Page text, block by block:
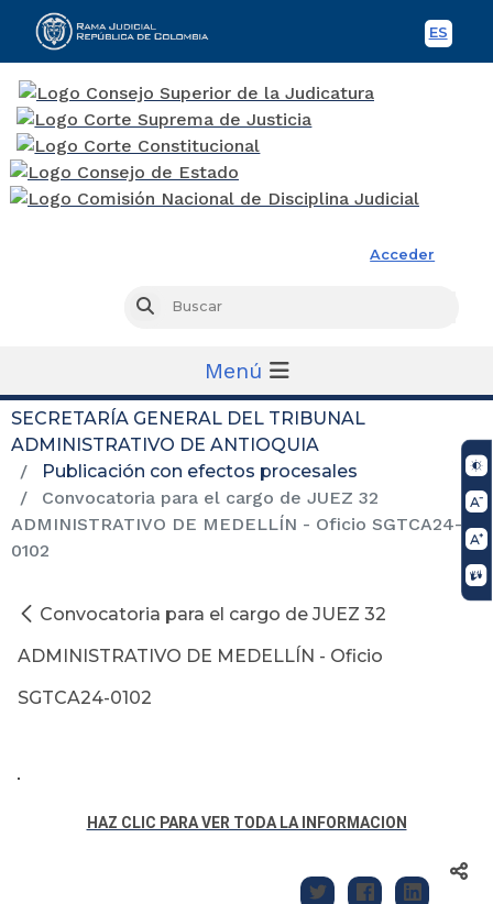
ES
Acceder
Buscar
Menú
SECRETARÍA GENERAL DEL TRIBUNAL
ADMINISTRATIVO DE ANTIOQUIA
Publicación con efectos procesales
Convocatoria para el cargo de JUEZ 32
ADMINISTRATIVO DE MEDELLÍN - Oficio SGTCA24-
0102
Convocatoria para el cargo de JUEZ 32
ADMINISTRATIVO DE MEDELLÍN - Oficio
SGTCA24-0102
HAZ CLIC PARA VER TODA LA INFORMACION